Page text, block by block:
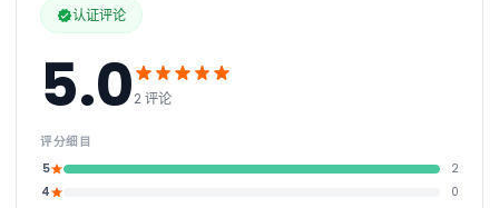
认证评论
5.02 评论
评分细目
5
2
4
0